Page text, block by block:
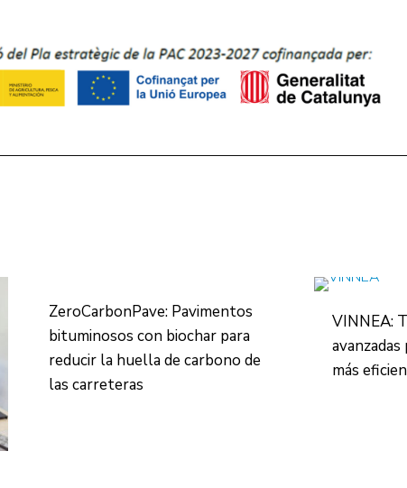
ZeroCarbonPave: Pavimentos
bituminosos con biochar para
reducir la huella de carbono de
las carreteras
VINNEA:
más